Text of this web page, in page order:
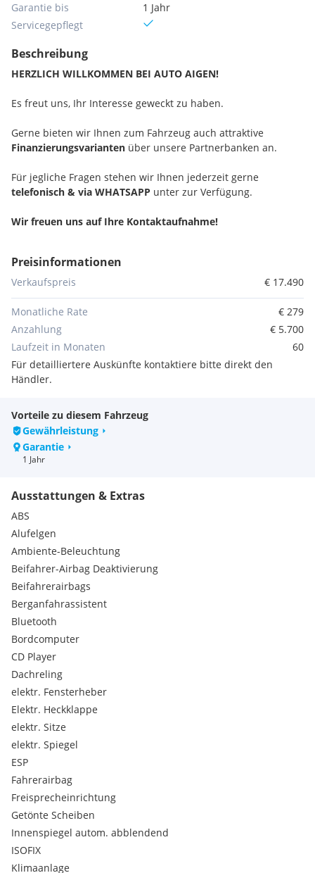
Garantie bis
1 Jahr
Servicegepflegt
Beschreibung
HERZLICH WILLKOMMEN BEI AUTO AIGEN!
Es freut uns, Ihr Interesse geweckt zu haben.
Gerne bieten wir Ihnen zum Fahrzeug auch attraktive
Finanzierungsvarianten über unsere Partnerbanken an.
Für jegliche Fragen stehen wir Ihnen jederzeit gerne
telefonisch & via WHATSAPP unter zur Verfügung.
Wir freuen uns auf Ihre Kontaktaufnahme!
NEUPREIS:€ 87.221,-| Sonderausstattung:
FINANZIERUNG
-Finanzierung bei
ab € 399,- monatlich
Finanzierung bei
-Finanzierung bei30%
-Finanzierungsdauer:
ZUSATZINFORMATIONEN
Scheckheftgepflegt
NEUER
ausgepflegtem 1. BESITZ
ÖsterreichischesFahrzeug
CONTINENTAL
- Winterreifen auf
CONTINENTAL- Sommerreifen auf
(Optional erhältlich)
Klimaautomatik
Navigationssystem
6-GangAutomatikgetriebe
ALLRAD (quattro)
Isofix
XENON-Scheinwerfer
3,0 l - 232 PS (171 kW) V6 24V TDI
Diesel
inkl. 12 Monate HÄNDLERGEWÄHRLEISTUNG
Auf Wunsch und gegen Aufpreis ist eine 12 monatige
ZUSATZGARANTIE möglich!
HIGHLIGHTS
3X S-LINE SPORT PLUS – AUSSTATTUNGSPAKET:
Preisinformationen
Verkaufspreis € 17.490
Monatliche Rate
€ 279
Anzahlung
€ 5.700
Laufzeit in Monaten
60
Für detailliertere Auskünfte kontaktiere bitte direkt den
Händler.
Vorteile zu diesem Fahrzeug
Gewährleistung
Garantie
1 Jahr
Ausstattungen & Extras
ABS
Alufelgen
Ambiente-Beleuchtung
Beifahrer-Airbag Deaktivierung
Beifahrerairbags
Berganfahrassistent
Bluetooth
Bordcomputer
CD Player
Dachreling
elektr. Fensterheber
Elektr. Heckklappe
elektr. Sitze
elektr. Spiegel
ESP
Fahrerairbag
Freisprecheinrichtung
Getönte Scheiben
Innenspiegel autom. abblendend
ISOFIX
Klimaanlage